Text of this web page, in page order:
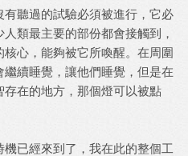
聽過的試驗必須被進行，它必
類最主要的部份都會接觸到，
心，能夠被它所喚醒。在周圍
續睡覺，讓他們睡覺，但是在
在的地方，那個燈可以被點
已經來到了，我在此的整個工